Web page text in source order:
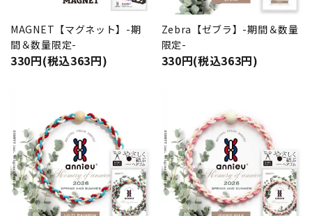
MAGNET【マグネット】-期
間＆数量限定-
330円(税込363円)
Zebra【ゼブラ】-期間＆数量
限定-
330円(税込363円)